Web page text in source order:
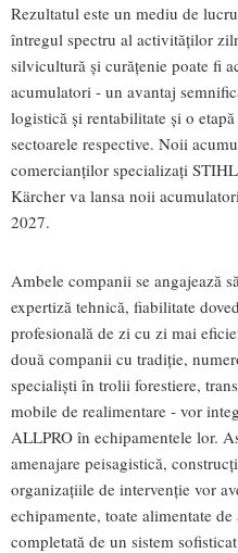
Rezultatul este un mediu de
întregul spectru al activităților
silvicultură și curățenie poate fi
acumulatori - un avantaj
logistică și rentabilitate și o
sectoarele respective. Noii
comercianților specializați
Kärcher va lansa noii
2027.
Ambele companii se angajează
expertiză tehnică, fiabilitate
profesională de zi cu zi mai
două companii cu tradiție,
specialiști în trolii forestiere,
mobile de realimentare - vor
ALLPRO în echipamentele lor.
amenajare peisagistică,
organizațiile de intervenție vor
echipamente, toate alimentate
completată de un sistem